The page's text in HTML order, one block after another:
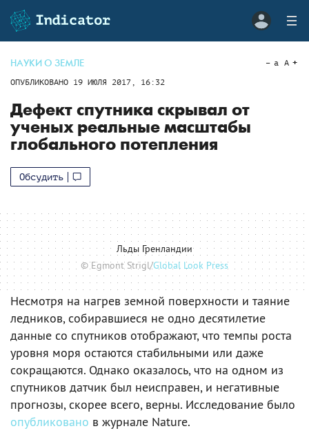
НАУКИ О ЗЕМЛЕ
ОПУБЛИКОВАНО 19 ИЮЛЯ 2017, 16:32
a A
Дефект спутника скрывал от
ученых реальные масштабы
глобального потепления
Обсудить
Льды Гренландии
© Egmont Strigl/Global Look Press
Несмотря на нагрев земной поверхности и таяние
ледников, собиравшиеся не одно десятилетие
данные со спутников отображают, что темпы роста
уровня моря остаются стабильными или даже
сокращаются. Однако оказалось, что на одном из
спутников датчик был неисправен, и негативные
прогнозы, скорее всего, верны. Исследование было
опубликовано в журнале Nature.